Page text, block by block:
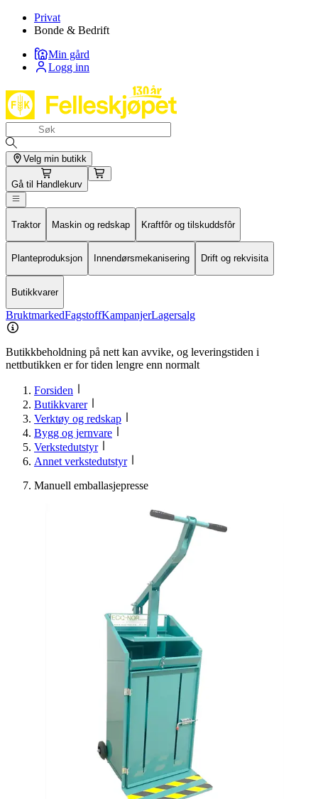
Privat
Bonde & Bedrift
Min gård
Logg inn
Velg min butikk
Gå til Handlekurv
Traktor Maskin og redskap Kraftfôr og tilskuddsfôr
Planteproduksjon Innendørsmekanisering Drift og rekvisita
Butikkvarer
BruktmarkedFagstoffKampanjerLagersalg
Butikkbeholdning på nett kan avvike, og leveringstiden i
nettbutikken er for tiden lengre enn normalt
Forsiden
Butikkvarer
Verktøy og redskap
Bygg og jernvare
Verkstedutstyr
Annet verkstedutstyr
Manuell emballasjepresse